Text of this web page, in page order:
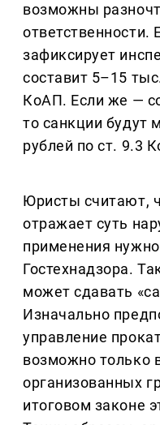
возможны
ответственности.
зафиксирует
составит 5–15
КоАП. Если же —
то санкции будут
рублей по ст. 9.3
Юристы считают,
отражает суть
применения
Гостехнадзора.
может сдавать
Изначально
управление
возможно только
организованных
итоговом законе